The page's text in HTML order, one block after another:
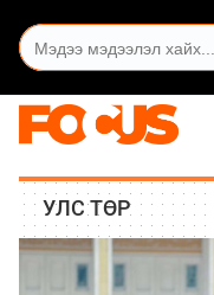
УЛС ТӨР